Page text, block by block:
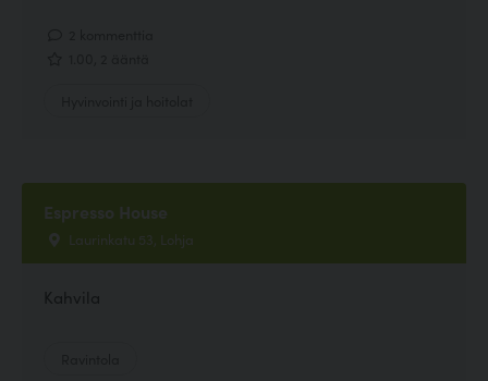
Espresso House
Laurinkatu 53, Lohja
Kahvila